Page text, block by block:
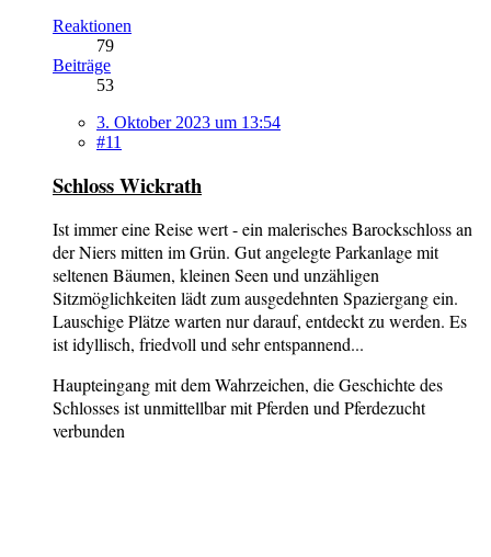
Reaktionen
79
Beiträge
53
3. Oktober 2023 um 13:54
#11
Schloss Wickrath
Ist immer eine Reise wert - ein malerisches Barockschloss an
der Niers mitten im Grün. Gut angelegte Parkanlage mit
seltenen Bäumen, kleinen Seen und unzähligen
Sitzmöglichkeiten lädt zum ausgedehnten Spaziergang ein.
Lauschige Plätze warten nur darauf, entdeckt zu werden. Es
ist idyllisch, friedvoll und sehr entspannend...
Haupteingang mit dem Wahrzeichen, die Geschichte des
Schlosses ist unmittellbar mit Pferden und Pferdezucht
verbunden